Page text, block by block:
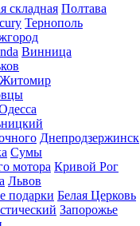
складная Полтава
Тернополь
Винница
Житомир
Днепродзержинск
Сумы
мотора Кривой Рог
Львов
подарки Белая Церковь
Запорожье